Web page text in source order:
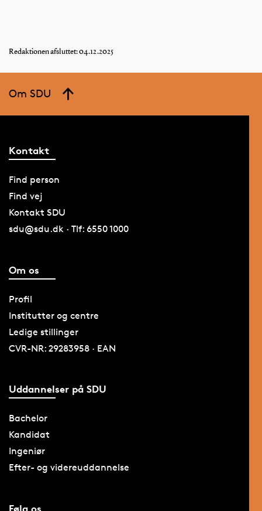
Redaktionen afsluttet: 04.12.2025
Om SDU
Kontakt
Find person
Find vej
Kontakt SDU
sdu@sdu.dk · Tlf: 6550 1000
Om os
Profil
Institutter og centre
Ledige stillinger
CVR-NR: 29283958 · EAN
Uddannelser på SDU
Bachelor
Kandidat
Ingeniør
Efter- og videreuddannelse
Følg os